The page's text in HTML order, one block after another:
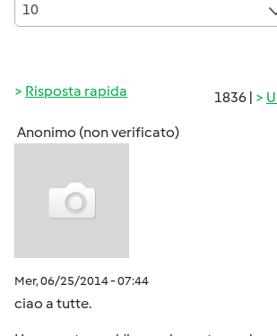
10
1836 |
Risposta rapida
Anonimo (non verificato)
Mer, 06/25/2014 - 07:44
ciao a tutte.